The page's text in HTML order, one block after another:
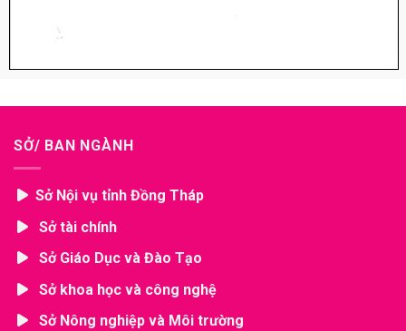
SỞ/ BAN NGÀNH
Sở Nội vụ tỉnh Đồng Tháp
Sở tài chính
Sở Giáo Dục và Đào Tạo
Sở khoa học và công nghệ
Sở Nông nghiệp và Môi trường